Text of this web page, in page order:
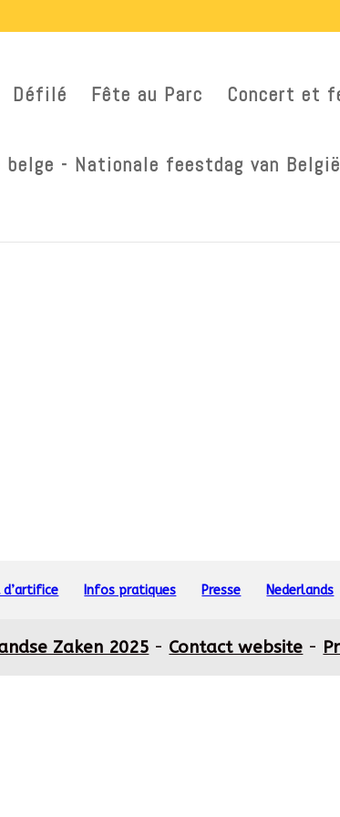
Défilé Fête au Parc Concert et
Infos pratiques Presse Nederlands
Zaken 2025 - Contact website -